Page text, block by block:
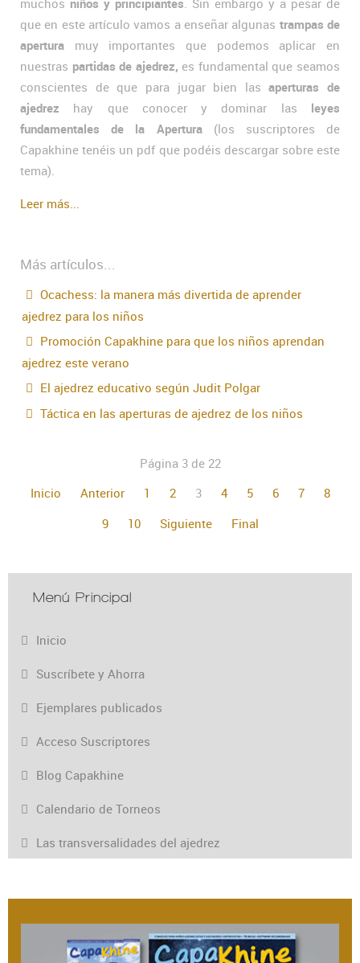
muchos niños y principiantes. Sin embargo y a pesar de
que en este artículo vamos a enseñar algunas trampas de
apertura muy importantes que podemos aplicar en
nuestras partidas de ajedrez, es fundamental que seamos
conscientes de que para jugar bien lasaperturas de
ajedrez hay que conocer y dominar las leyes
fundamentales de la Apertura(los suscriptores de
Capakhine tenéis un pdf que podéis descargar sobre este
tema).
Leer más...
Más artículos...
Ocachess: la manera más divertida de aprender
ajedrez para los niños
Promoción Capakhine para que los niños aprendan
ajedrez este verano
El ajedrez educativo según Judit Polgar
Táctica en las aperturas de ajedrez de los niños
Página 3 de 22
Inicio
Anterior 1 2 3 4 5 6 7
8
9
10 Siguiente Final
Menú Principal
Inicio
Suscríbete y Ahorra
Ejemplares publicados
Acceso Suscriptores
Blog Capakhine
Calendario de Torneos
Las transversalidades del ajedrez